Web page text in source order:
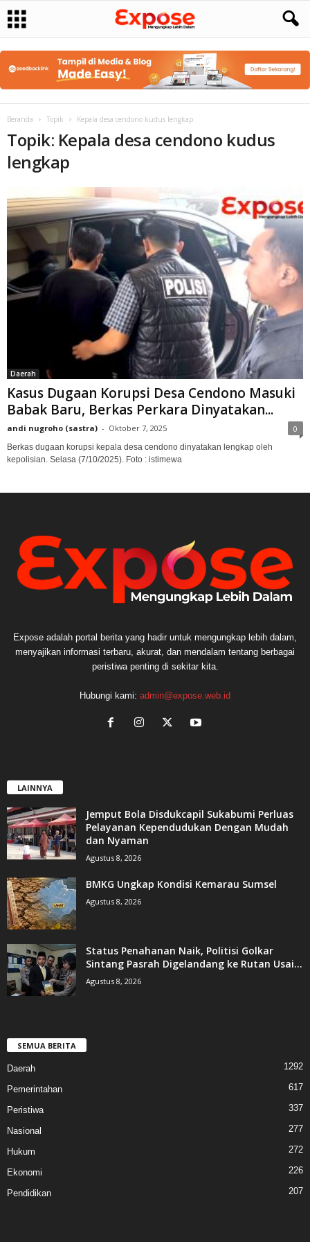
Beranda Topik Kepala desa cendono kudus lengkap
Topik: Kepala desa cendono kudus
lengkap
Daerah
Kasus Dugaan Korupsi Desa Cendono Masuki
Babak Baru, Berkas Perkara Dinyatakan...
andi nugroho (sastra) - Oktober 7, 2025 0
Berkas dugaan korupsi kepala desa cendono dinyatakan lengkap oleh
kepolisian. Selasa (7/10/2025). Foto : istimewa
Expose adalah portal berita yang hadir untuk mengungkap lebih dalam,
menyajikan informasi terbaru, akurat, dan mendalam tentang berbagai
peristiwa penting di sekitar kita.
Hubungi kami: admin@expose.web.id
LAINNYA
Jemput Bola Disdukcapil Sukabumi Perluas
Pelayanan Kependudukan Dengan Mudah
dan Nyaman
Agustus 8, 2026
BMKG Ungkap Kondisi Kemarau Sumsel
Agustus 8, 2026
Status Penahanan Naik, Politisi Golkar
Sintang Pasrah Digelandang ke Rutan Usai...
Agustus 8, 2026
SEMUA BERITA
Daerah 1292
Pemerintahan 617
Peristiwa 337
Nasional 277
Hukum 272
Ekonomi 226
Pendidikan 207